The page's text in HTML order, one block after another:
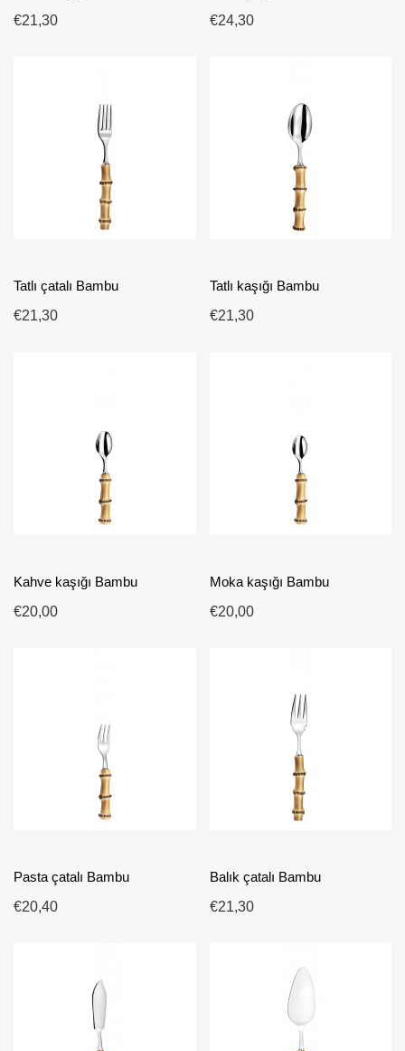
€21,30
€24,30
Tatlı çatalı Bambu
€21,30
Tatlı kaşığı Bambu
€21,30
Kahve kaşığı Bambu
€20,00
Moka kaşığı Bambu
€20,00
Pasta çatalı Bambu
€20,40
Balık çatalı Bambu
€21,30